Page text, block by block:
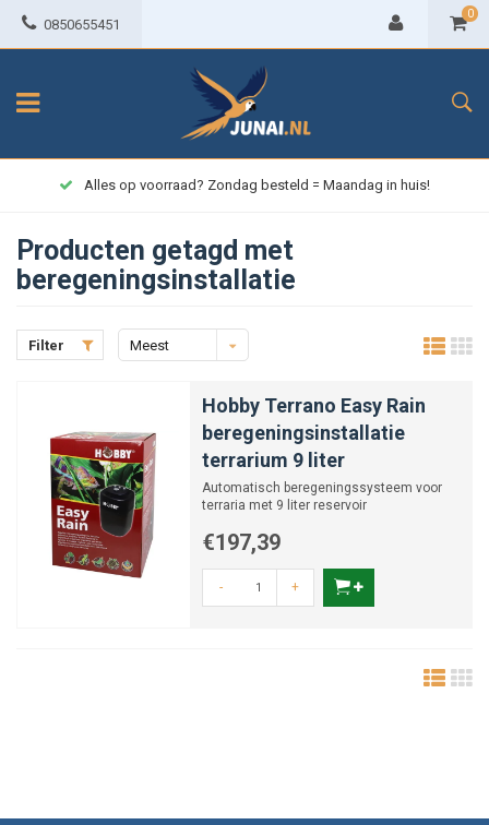
0850655451
0
Alles op voorraad? Zondag besteld = Maandag in huis!
Producten getagd met
beregeningsinstallatie
Filter
Meest
Hobby Terrano Easy Rain
beregeningsinstallatie
terrarium 9 liter
Automatisch beregeningssysteem voor
terraria met 9 liter reservoir
€197,39
- +